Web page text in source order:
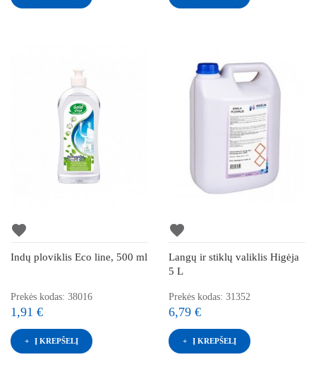
favorite
Indų ploviklis Eco line, 500 ml
Prekės kodas: 38016
1,91 €
Į KREPŠELĮ
favorite
Langų ir stiklų valiklis Higėja
5 L
Prekės kodas: 31352
6,79 €
Į KREPŠELĮ